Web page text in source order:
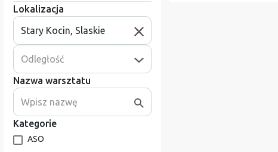
Lokalizacja
Odległość
Nazwa warsztatu
Kategorie
ASO